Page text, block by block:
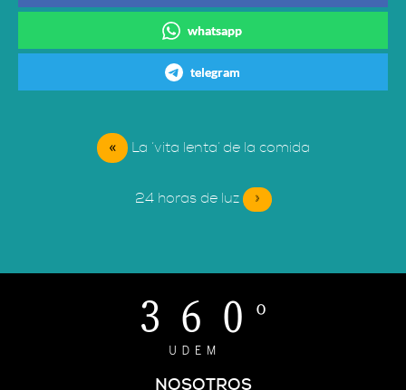
whatsapp
telegram
« La ‘vita lenta’ de la comida
24 horas de luz »
NOSOTROS